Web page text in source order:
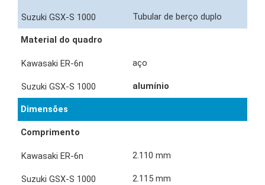
Tubular de berço duplo
Material do quadro
aço
alumínio
Dimensões
Comprimento
2.110 mm
2.115 mm